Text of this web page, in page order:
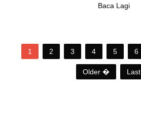
Baca Lagi
1 2 3 4 5 6
Older � Last